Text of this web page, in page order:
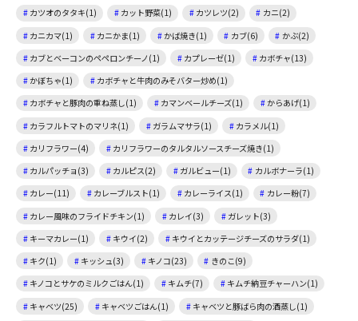
カツオのタタキ(1)
カット野菜(1) カツレツ(2)
カニ(2)
カニカマ(1)
カニかま(1) かば焼き(1) カブ(6)
かぶ(2)
カブとベーコンのペペロンチーノ(1)
カプレーゼ(1)
カボチャ(13)
かぼちゃ(1)
カボチャと牛肉のみそバター炒め(1)
カボチャと豚肉の重ね蒸し(1)
カマンベールチーズ(1)
からあげ(1)
カラフルトマトのマリネ(1)
ガラムマサラ(1)
カラメル(1)
カリフラワー(4)
カリフラワーのタルタルソースチーズ焼き(1)
カルパッチョ(3)
カルピス(2) ガルビュー(1)
カルボナーラ(1)
カレー(11)
カレーブルスト(1) カレーライス(1)
カレー粉(7)
カレー風味のフライドチキン(1)
カレイ(3)
ガレット(3)
キーマカレー(1)
キウイ(2)
キウイとカッテージチーズのサラダ(1)
キク(1)
キッシュ(3) キノコ(23)
きのこ(9)
キノコとサケのミルクごはん(1)
キムチ(7)
キムチ納豆チャーハン(1)
キャベツ(25)
キャベツごはん(1)
キャベツと豚ばら肉の酒蒸し(1)